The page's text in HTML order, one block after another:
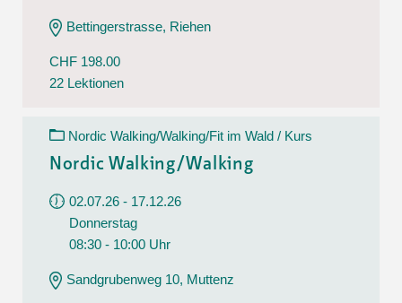
Bettingerstrasse, Riehen
CHF 198.00
22 Lektionen
Nordic Walking/Walking/Fit im Wald / Kurs
Nordic Walking/Walking
02.07.26 - 17.12.26
Donnerstag
08:30 - 10:00 Uhr
Sandgrubenweg 10, Muttenz